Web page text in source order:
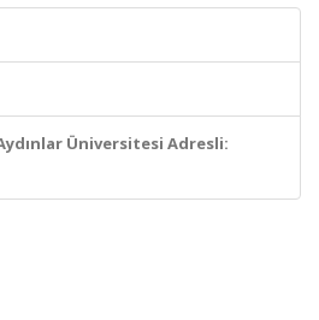
Üniversitesi Adresli: